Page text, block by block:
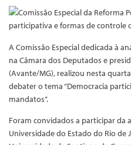
A Comissão Especial dedicada à
na Câmara dos Deputados e
(Avante/MG), realizou nesta
debater o tema “Democracia
mandatos”.
Foram convidados a participar da
Universidade do Estado do Rio de